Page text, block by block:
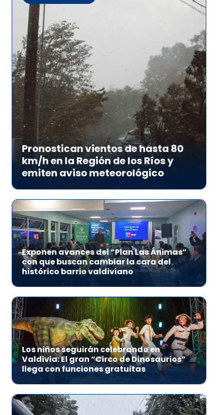
Pronostican vientos de hasta 80
km/h en la Región de los Ríos y
emiten aviso meteorológico
Exponen avances del “Plan Las Ánimas”
con que buscan cambiar la cara del
histórico barrio valdiviano
Los niños seguirán celebrando en
Valdivia: El gran “Circo de Dinosaurios”
llega con funciones gratuitas